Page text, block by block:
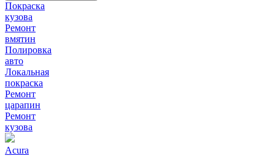
Покраска
кузова
Ремонт
вмятин
Полировка
авто
Локальная
покраска
Ремонт
царапин
Ремонт
кузова
Acura